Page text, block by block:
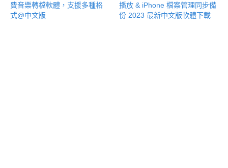
費音樂轉檔軟體，支援多種格
式@中文版
播放 & iPhone 檔案管理同步備
份 2023 最新中文版軟體下載